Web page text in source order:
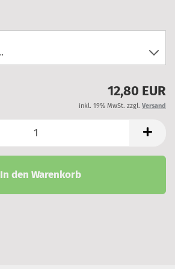
12,80 EUR
inkl. 19% MwSt. zzgl. Versand
In den Warenkorb